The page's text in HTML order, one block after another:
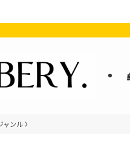
ャンル